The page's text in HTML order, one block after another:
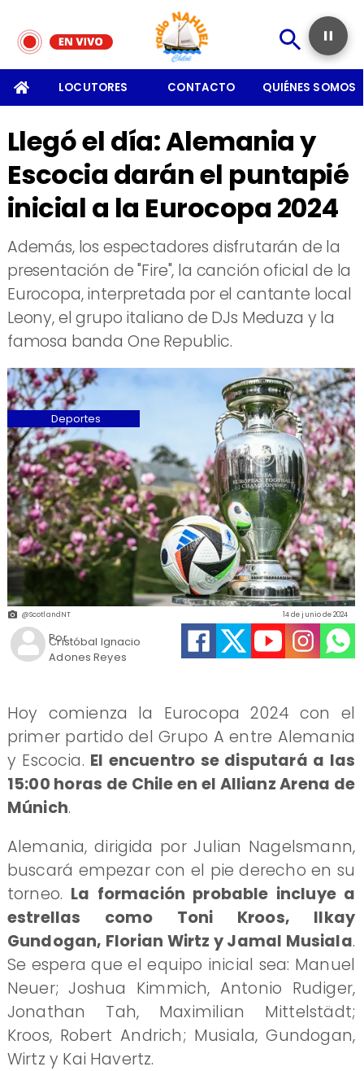
LOCUTORES CONTACTO QUIÉNES SOMOS
Llegó el día: Alemania y
Escocia darán el puntapié
inicial a la Eurocopa 2024
​Además, los espectadores disfrutarán de la
presentación de "Fire", la canción oficial de la
Eurocopa, interpretada por el cantante local
Leony, el grupo italiano de DJs Meduza y la
famosa banda One Republic.
@ScotlandNT
Cristóbal Ignacio
Adones Reyes
14 de junio de 2024
Deportes
Por
Hoy comienza la Eurocopa 2024 con el
primer partido del Grupo A entre Alemania
y Escocia. El encuentro se disputará a las
15:00 horas de Chile en el Allianz Arena de
Múnich.
Alemania, dirigida por Julian Nagelsmann,
buscará empezar con el pie derecho en su
torneo. La formación probable incluye a
estrellas como Toni Kroos, Ilkay
Gundogan, Florian Wirtz y Jamal Musiala.
Se espera que el equipo inicial sea: Manuel
Neuer; Joshua Kimmich, Antonio Rudiger,
Jonathan Tah, Maximilian Mittelstädt;
Kroos, Robert Andrich; Musiala, Gundogan,
Wirtz y Kai Havertz.